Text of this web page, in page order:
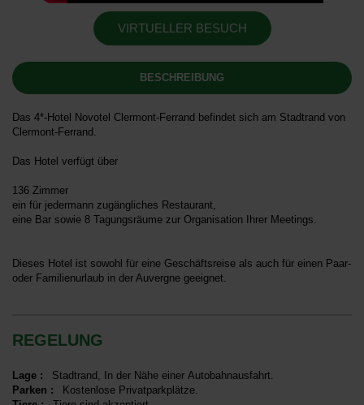
VIRTUELLER BESUCH
BESCHREIBUNG
Das 4*-Hotel Novotel Clermont-Ferrand befindet sich am Stadtrand von
Clermont-Ferrand.
Das Hotel verfügt über
136 Zimmer
ein für jedermann zugängliches Restaurant,
eine Bar sowie 8 Tagungsräume zur Organisation Ihrer Meetings.
Dieses Hotel ist sowohl für eine Geschäftsreise als auch für einen Paar-
oder Familienurlaub in der Auvergne geeignet.
REGELUNG
Lage : Stadtrand
In der Nähe einer Autobahnausfahrt
Parken :
Kostenlose Privatparkplätze